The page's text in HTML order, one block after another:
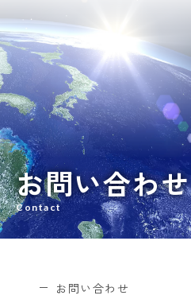
お問い合わせ
Contact
お問い合わせ